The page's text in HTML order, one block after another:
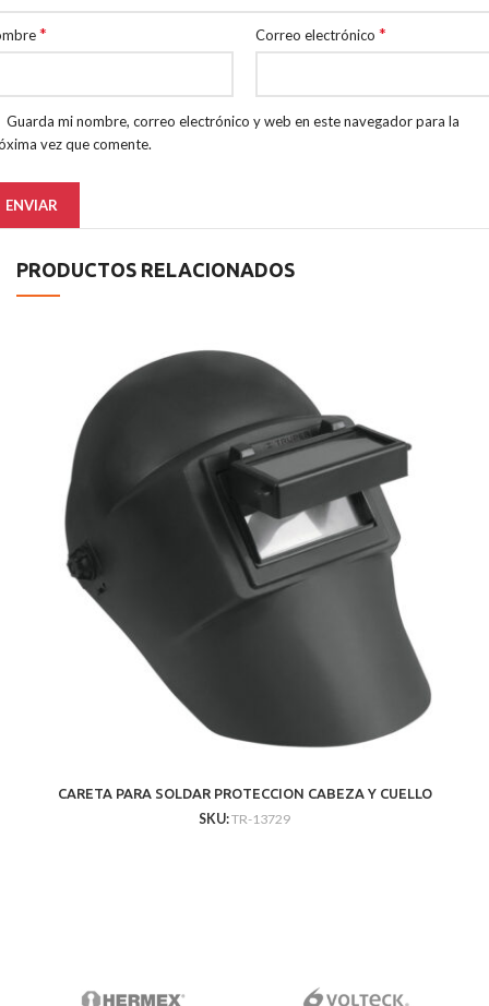
* Correo electrónico *
Guarda mi nombre, correo electrónico y web en este navegador para la
vez que comente.
PRODUCTOS RELACIONADOS
CARETA PARA SOLDAR PROTECCION CABEZA Y CUELLO
SKU:TR-13729